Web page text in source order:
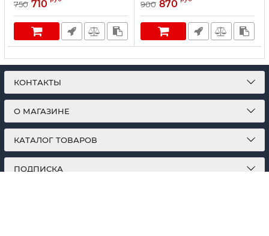
750 710 900 870
КОНТАКТЫ
О МАГАЗИНЕ
КАТАЛОГ ТОВАРОВ
ПОДПИСКА